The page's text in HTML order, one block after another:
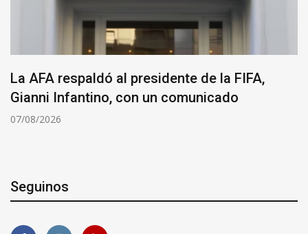
La AFA respaldó al presidente de la FIFA,
Gianni Infantino, con un comunicado
07/08/2026
Seguinos